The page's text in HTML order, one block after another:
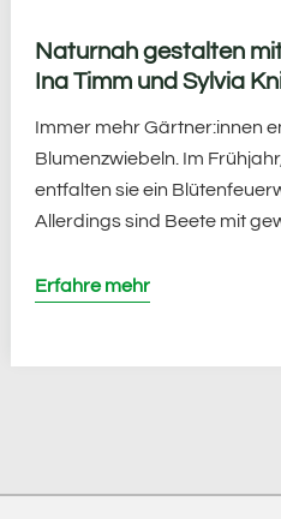
Naturnah gestalten
Ina Timm und Sylvia
Immer mehr Gärtner:innen
Blumenzwiebeln. Im
entfalten sie ein
Allerdings sind Beete mit
Erfahre mehr